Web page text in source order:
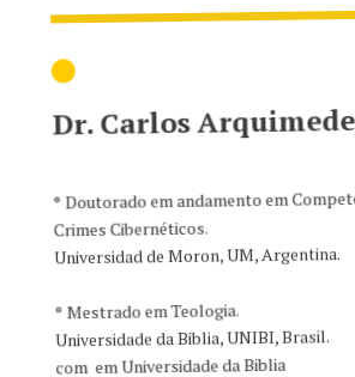
Dr. Carlos
*Doutorado em andamento em
Crimes Cibernéticos.
Universidad de Moron, UM, Argentina.
*Mestrado em Teologia.
Universidade da Biblia, UNIBI, Brasil.
com em Universidade da Biblia